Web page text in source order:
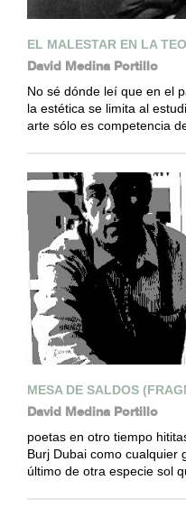
EL MALESTAR EN LA
David Medina Portillo
No sé dónde leí que en el
la estética se limita al
arte sólo es competencia
MESA DE SALDOS
David Medina Portillo
poetas en otro tiempo
Burj Dubai como cualquier
último de otra especie sol